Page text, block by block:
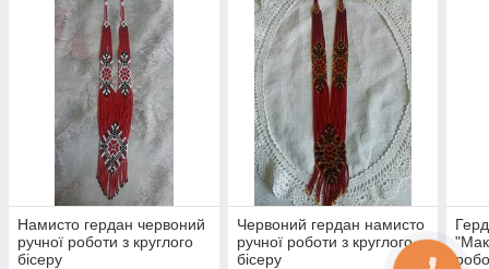
Намисто гердан червоний
ручної роботи з круглого
бісеру
Червоний гердан намисто
ручної роботи з круглого
бісеру